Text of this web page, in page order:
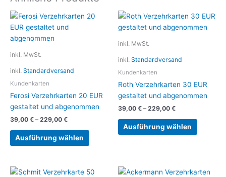
inkl. MwSt.
inkl. Standardversand
Kundenkarten
Ferosi Verzehrkarten 20 EUR
gestaltet und abgenommen
39,00 € –229,00 €
Ausführung wählen
Dieses
Varianten
Optionen
können
Produktseite
gewählt
inkl. MwSt.
inkl. Standardversand
Kundenkarten
Roth Verzehrkarten 30 EUR
gestaltet und abgenommen
39,00 € –229,00 €
Ausführung wählen
Dieses
Produkt
Die
Optionen
Dieses
Dieses